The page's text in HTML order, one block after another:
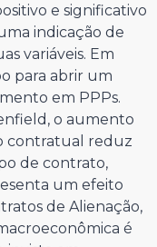
e significativo
indicação de
variáveis. Em
para abrir um
em PPPs.
o aumento
contratual reduz
de contrato,
um efeito
de Alienação,
é